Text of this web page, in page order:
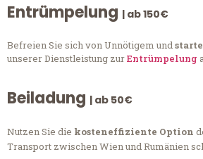
Entrümpelung | ab 150€
Befreien Sie sich von Unnötigem und
unserer Dienstleistung zurEntrümpelung
Beiladung | ab 50€
Nutzen Sie die kosteneffiziente Option
Transport zwischen Wien und Rumänien